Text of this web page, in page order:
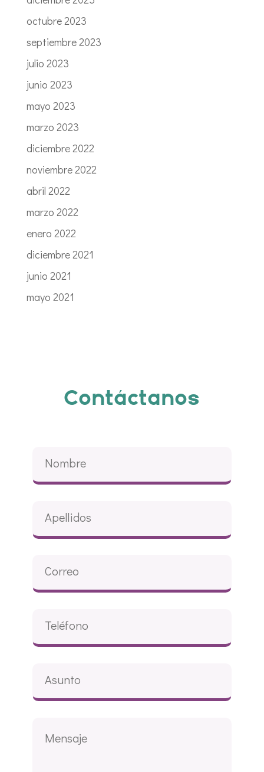
octubre 2023
septiembre 2023
julio 2023
junio 2023
mayo 2023
marzo 2023
diciembre 2022
noviembre 2022
abril 2022
marzo 2022
enero 2022
diciembre 2021
junio 2021
mayo 2021
Contáctanos